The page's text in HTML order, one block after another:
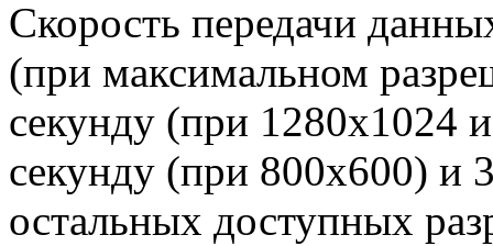
Скорость передачи
(при максимальном
секунду (при 1280x1024
секунду (при 800x600) и
остальных доступных